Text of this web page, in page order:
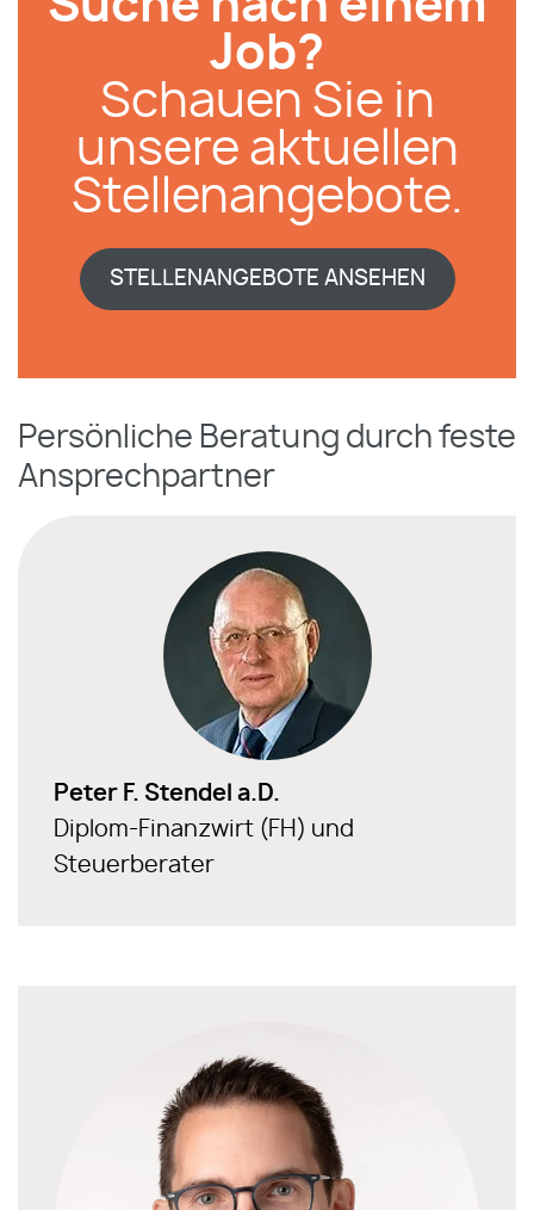
Job?
Schauen Sie in
unsere aktuellen
Stellenangebote.
STELLENANGEBOTE ANSEHEN
Persönliche Beratung durch feste
Ansprechpartner
Peter F. Stendel a.D.
Diplom-Finanzwirt (FH) und
Steuerberater